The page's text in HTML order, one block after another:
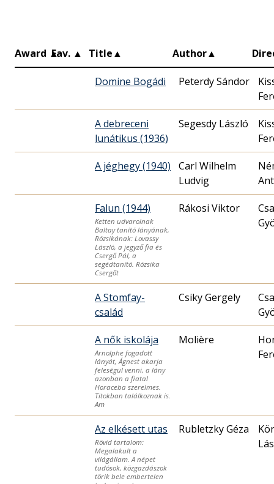
Award ▲
Fav. ▲ Title▲ Author▲
Domine Bogádi Peterdy Sándor
A debreceni
lunátikus (1936)
Segesdy László
A jéghegy (1940)
Carl Wilhelm
Ludvig
Falun (1944)
Ketten udvarolnak
Baltay tanító lányának,
Rózsikának: Lovassy
László, a jegyző fia és
Csergő Pál, a
segédtanító. Rózsika
Csergőt
Rákosi Viktor
A Stomfay-
család
Csiky Gergely
A nők iskolája
Arnolphe fogadott
lányát, Ágnest akarja
feleségül venni, a lány
azonban a fiatal
Horaceba szerelmes.
Titokban találkoznak is.
Am
Molière
Az elkésett utas
Rövid tartalom:
Megalakult a
világállam. A népet
tudósok, közgazdászok
törik bele embertelen
Rubletzky Géza